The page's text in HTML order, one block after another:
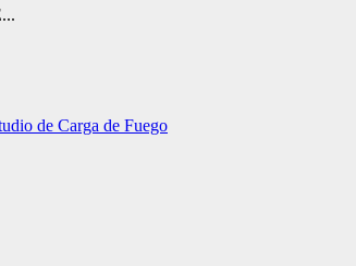
de Carga de Fuego